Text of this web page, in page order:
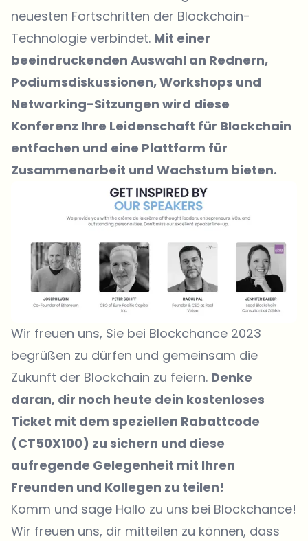
neuesten Fortschritten der Blockchain-
Technologie verbindet. Mit einer
beeindruckenden Auswahl an Rednern,
Podiumsdiskussionen, Workshops und
Networking-Sitzungen wird diese
Konferenz Ihre Leidenschaft für Blockchain
entfachen und eine Plattform für
Zusammenarbeit und Wachstum bieten.
Wir freuen uns, Sie bei Blockchance 2023
begrüßen zu dürfen und gemeinsam die
Zukunft der Blockchain zu feiern. Denke
daran, dir noch heute dein kostenloses
Ticket mit dem speziellen Rabattcode
(CT50X100) zu sichern und diese
aufregende Gelegenheit mit Ihren
Freunden und Kollegen zu teilen!
Komm und sage Hallo zu uns bei Blockchance!
Wir freuen uns, dir mitteilen zu können, dass